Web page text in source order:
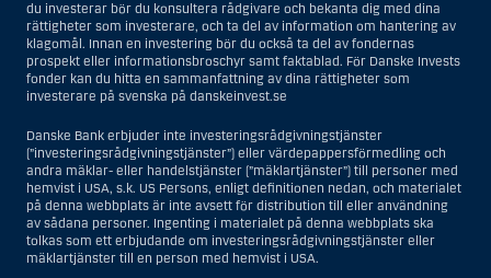
du investerar bör du konsultera rådgivare och bekanta dig med dina
rättigheter som investerare, och ta del av information om hantering av
klagomål. Innan en investering bör du också ta del av fondernas
prospekt eller informationsbroschyr samt faktablad. För Danske Invests
fonder kan du hitta en sammanfattning av dina rättigheter som
investerare på svenska på danskeinvest.se
Danske Bank erbjuder inte investeringsrådgivningstjänster
(”investeringsrådgivningstjänster”) eller värdepappersförmedling och
andra mäklar- eller handelstjänster (”mäklartjänster”) till personer med
hemvist i USA, s.k. US Persons, enligt definitionen nedan, och materialet
på denna webbplats är inte avsett för distribution till eller användning
av sådana personer. Ingenting i materialet på denna webbplats ska
tolkas som ett erbjudande om investeringsrådgivningstjänster eller
mäklartjänster till en person med hemvist i USA.